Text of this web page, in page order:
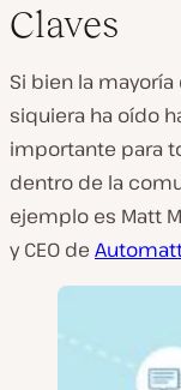
Claves
Si bien la
siquiera ha oído
importante para
dentro de la
ejemplo es Matt
y CEO de